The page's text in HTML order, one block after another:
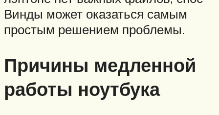
Винды может оказаться самым
простым решением проблемы.
Причины медленной
работы ноутбука